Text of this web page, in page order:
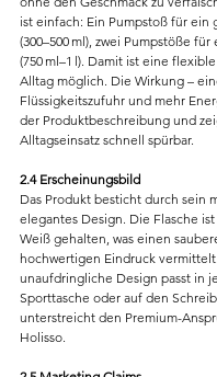
ist einfach: Ein Pumpstoß für ein
(300–500 ml), zwei Pumpstöße
(750 ml–1 l). Damit ist eine
Alltag möglich. Die Wirkung –
Flüssigkeitszufuhr und mehr
der Produktbeschreibung und
Alltagseinsatz schnell spürbar.
2.4 Erscheinungsbild
Das Produkt besticht durch sein
elegantes Design. Die Flasche
Weiß gehalten, was einen
hochwertigen Eindruck
unaufdringliche Design passt in
Sporttasche oder auf den
unterstreicht den Premium-
Holisso.